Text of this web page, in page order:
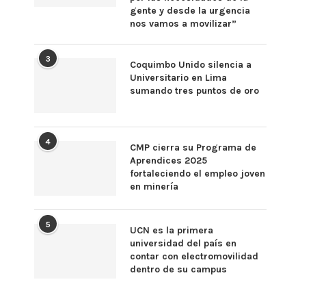
gente y desde la urgencia
nos vamos a movilizar”
3
Coquimbo Unido silencia a
Universitario en Lima
sumando tres puntos de oro
4
CMP cierra su Programa de
Aprendices 2025
fortaleciendo el empleo joven
en minería
5
UCN es la primera
universidad del país en
contar con electromovilidad
dentro de su campus